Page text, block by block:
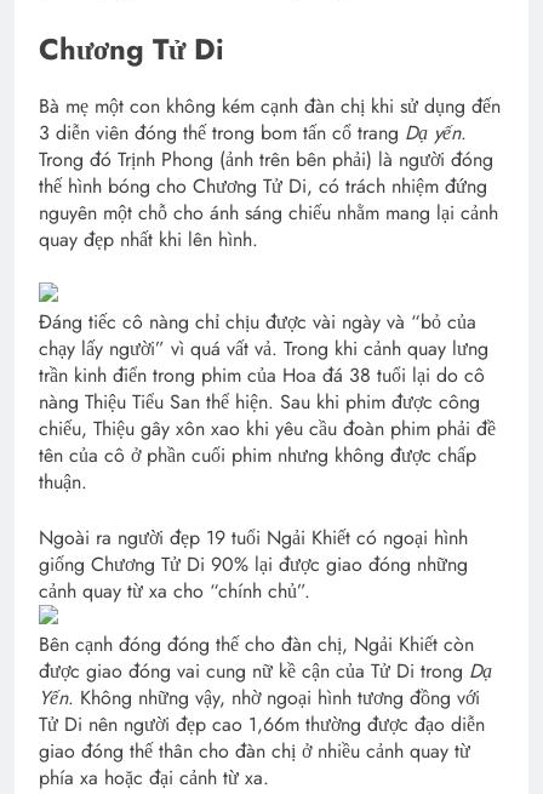
Chương Tử Di
Bà mẹ một con không kém cạnh đàn chị khi sử dụng đến
3 diễn viên đóng thế trong bom tấn cổ trang Dạ yến.
Trong đó Trịnh Phong (ảnh trên bên phải) là người đóng
thế hình bóng cho Chương Tử Di, có trách nhiệm đứng
nguyên một chỗ cho ánh sáng chiếu nhằm mang lại cảnh
quay đẹp nhất khi lên hình.
Đáng tiếc cô nàng chỉ chịu được vài ngày và “bỏ của
chạy lấy người” vì quá vất vả. Trong khi cảnh quay lưng
trần kinh điển trong phim của Hoa đá 38 tuổi lại do cô
nàng Thiệu Tiểu San thể hiện. Sau khi phim được công
chiếu, Thiệu gây xôn xao khi yêu cầu đoàn phim phải đề
tên của cô ở phần cuối phim nhưng không được chấp
thuận.
Ngoài ra người đẹp 19 tuổi Ngải Khiết có ngoại hình
giống Chương Tử Di 90% lại được giao đóng những
cảnh quay từ xa cho “chính chủ”.
Bên cạnh đóng đóng thế cho đàn chị, Ngải Khiết còn
được giao đóng vai cung nữ kề cận của Tử Di trong Dạ
Yến. Không những vậy, nhờ ngoại hình tương đồng với
Tử Di nên người đẹp cao 1,66m thường được đạo diễn
giao đóng thế thân cho đàn chị ở nhiều cảnh quay từ
phía xa hoặc đại cảnh từ xa.